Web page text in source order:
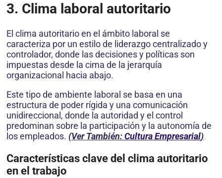
3. Clima laboral autoritario
El clima autoritario en el ámbito laboral se
caracteriza por un estilo de liderazgo centralizado y
controlador, donde las decisiones y políticas son
impuestas desde la cima de la jerarquía
organizacional hacia abajo.
Este tipo de ambiente laboral se basa en una
estructura de poder rígida y una comunicación
unidireccional, donde la autoridad y el control
predominan sobre la participación y la autonomía de
los empleados. (Ver También:Cultura Empresarial)
Características clave del clima autoritario
en el trabajo